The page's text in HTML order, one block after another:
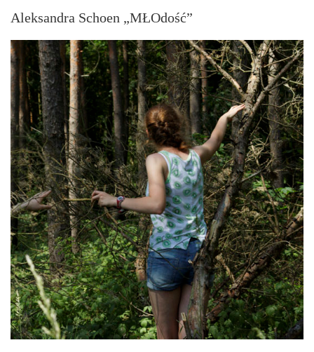
Aleksandra Schoen „MŁOdość”